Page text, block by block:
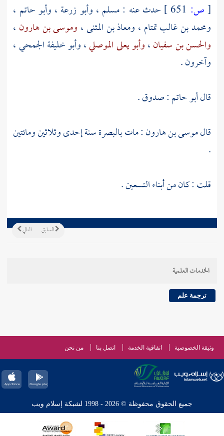
[ص: حدث عنه :مسلم ، وأبو زرعة ، وأبو حاتم ،
ومحمد بن غالب تمتام ، ومعاذ بن المثنى، وموسى بن هارون ،
والحسن بن سفيان،وأبو يعلى الموصلي،وأبو خليفة الجمحي،
وآخرون .
قالأبو حاتم: صدوق .
قالموسى بن هارون: ماتبالبصرةسنة إحدى وثلاثين ومائتين
.
قلت : كان من أبناء التسعين .
التالي السابق
الخدمات العلمية
ترجمة علم
وثيقة الخصوصية اتفاقية الخدمة اتصل بنا من نحن
جميع الحقوق محفوظة © 2026 - 1998 لشبكة إسلام ويب